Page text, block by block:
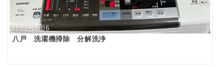
2025.11.06
八戸 洗濯機掃除 分解洗浄